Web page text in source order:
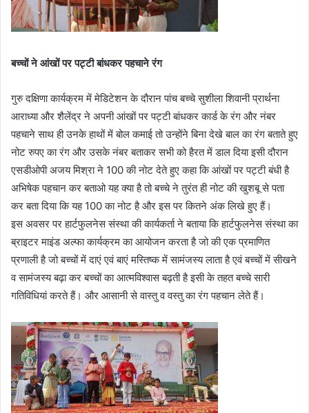
बच्चों ने आंखों पर पट्टी बांधकर पहचाने रंग
गुरु दक्षिणा कार्यक्रम में मेडिटेशन के दौरान पांच बच्चे सुशीला शिवानी प्रार्थना
आराध्या और शैलेंद्र ने अपनी आंखों पर पट्टी बांधकर कार्ड के रंग और नंबर
पहचाने साथ ही उनके हाथों में बोल कमाई तो उन्होंने बिना देखे बाल का रंग बताते हुए
नोट रुपए का रंग और उसके नंबर बताकर सभी को हैरत में डाल दिया इसी दौरान
एसडीओपी अजय मिश्रा ने 100 की नोट देते हुए कहा कि आंखों पर पट्टी बंधी है
अभिषेक पहचान कर बताओ यह क्या है तो बच्चे ने तुरंत ही नोट की खुशबू से पता
कर बता दिया कि यह 100 का नोट है और इस पर कितने अंक लिखे हुए हैं।
इस अवसर पर हार्टफुलनेस संस्था की कार्यकर्ता ने बताया कि हार्टफुलनेस संस्था का
ब्राइटर माइंड अल्फा कार्यक्रम का आयोजन करता है जो की एक प्रमाणित
प्रणाली है जो बच्चों में दाएं एवं बाएं मस्तिष्क में सामंजस्य लाता है एवं बच्चों में सीखने
व सामंजस्य बढ़ा कर बच्चों का आत्मविश्वास बढ़ती है इसी के तहत बच्चे सारी
गतिविधियां करते हैं। और आसानी से वास्तु व वस्तु का रंग पहचान लेते हैं।